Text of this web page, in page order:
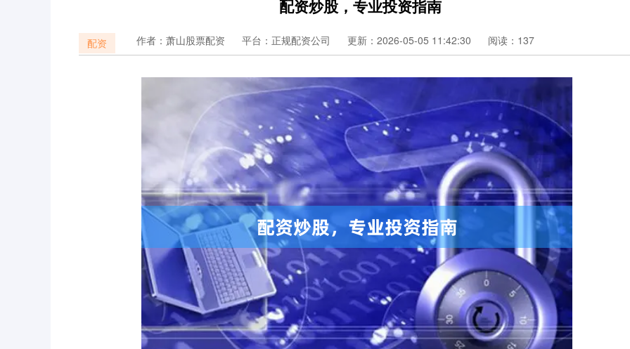
配资炒股，专业投资指南
配资 作者：萧山股票配资 平台：正规配资公司 更新：2026-05-05 11:42:30 阅读：137